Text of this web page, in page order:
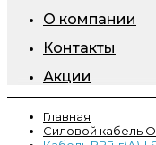
О компании
Контакты
Акции
Главная
Силовой кабель